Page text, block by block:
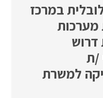
במרכז
דרוש
/ת
למשרת